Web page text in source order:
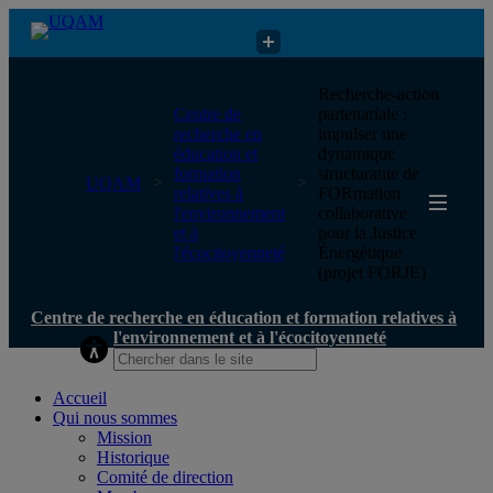
Centre de recherche en éducation et formation relatives à
l'environnement et à l'écocitoyenneté
UQAM
Centre de
recherche en
éducation et
formation
relatives à
l'environnement
et à
l'écocitoyenneté
Recherche-action
partenariale :
impulser une
dynamique
structurante de
FORmation
collaborative
pour la Justice
Énergétique
(projet FORJE)
Centre de recherche en éducation et formation relatives à
l'environnement et à l'écocitoyenneté
Accueil
Qui nous sommes
Mission
Historique
Comité de direction